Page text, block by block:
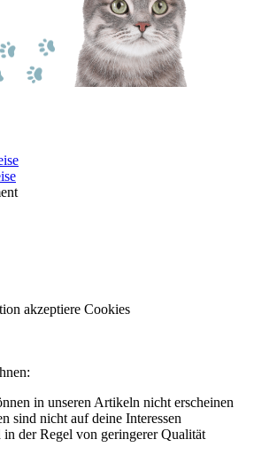
akzeptiere Cookies
in unseren Artikeln nicht erscheinen
sind nicht auf deine Interessen
in der Regel von geringerer Qualität